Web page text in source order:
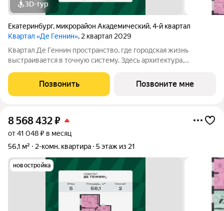
3D-тур
Екатеринбург, микрорайон Академический,4-й квартал
Квартал «Де Геннин», 2 квартал 2029
Квартал Де Геннин пространство, где городская жизнь
выстраивается в точную систему. Здесь архитектура,
не хаотичный набор функций, а продуманная среда, где всё
работает согласованно. В основе
Позвонить Позвоните мне
8 568 432₽
от 41 048 ₽ в месяц
56,1 м²
2-комн. квартира 5 этаж из 21
новостройка